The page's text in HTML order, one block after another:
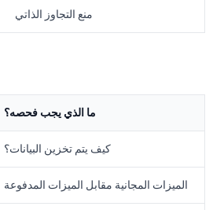
منع التجاوز الذاتي
ما الذي يجب فحصه؟
كيف يتم تخزين البيانات؟
الميزات المجانية مقابل الميزات المدفوعة